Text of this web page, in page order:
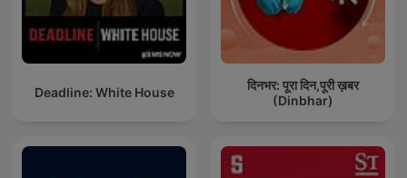
Deadline: White House
दिनभर: पूरा दिन,पूरी ख़बर
(Dinbhar)